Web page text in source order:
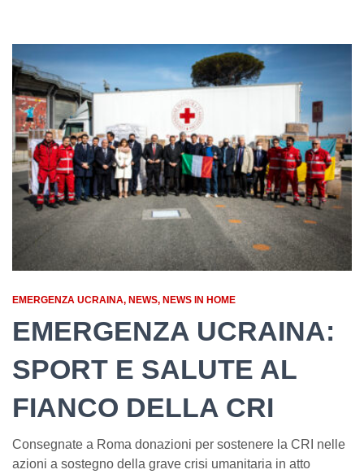
EMERGENZA UCRAINA NEWS NEWS IN HOME
EMERGENZA UCRAINA:
SPORT E SALUTE AL
FIANCO DELLA CRI
Consegnate a Roma donazioni per sostenere la CRI nelle
azioni a sostegno della grave crisi umanitaria in atto